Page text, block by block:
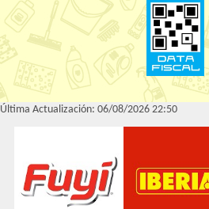
Última Actualización: 06/08/2026 22:50